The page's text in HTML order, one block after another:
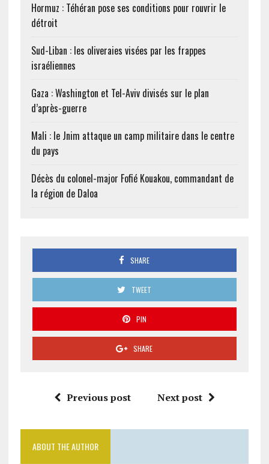
Hormuz : Téhéran pose ses conditions pour rouvrir le
détroit
Sud-Liban : les oliveraies visées par les frappes
israéliennes
Gaza : Washington et Tel-Aviv divisés sur le plan
d’après-guerre
Mali : le Jnim attaque un camp militaire dans le centre
du pays
Décès du colonel-major Fofié Kouakou, commandant de
la région de Daloa
SHARE
TWEET
PIN
SHARE
Previous post Next post
ABOUT THE AUTHOR